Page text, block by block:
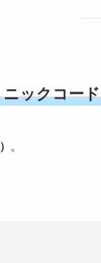
ックコード
。